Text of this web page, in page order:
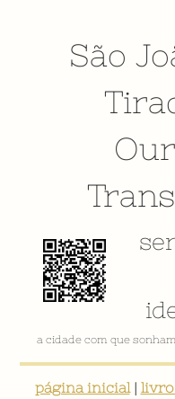
São
página inicial| livro